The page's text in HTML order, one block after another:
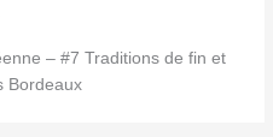
– #7 Traditions de fin et
Bordeaux